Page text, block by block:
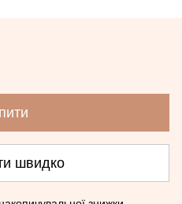
швидко